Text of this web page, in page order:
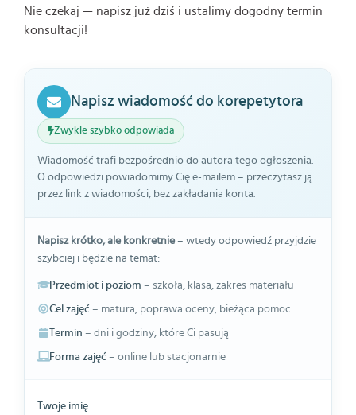
Nie czekaj — napisz już dziś i ustalimy dogodny termin
konsultacji!
Napisz wiadomość do korepetytora
Zwykle szybko odpowiada
Wiadomość trafi bezpośrednio do autora tego ogłoszenia.
O odpowiedzi powiadomimy Cię e-mailem – przeczytasz ją
przez link z wiadomości, bez zakładania konta.
Napisz krótko, ale konkretnie– wtedy odpowiedź przyjdzie
szybciej i będzie na temat:
Przedmiot i poziom – szkoła, klasa, zakres materiału
Cel zajęć – matura, poprawa oceny, bieżąca pomoc
Termin – dni i godziny, które Ci pasują
Forma zajęć – online lub stacjonarnie
Twoje imię